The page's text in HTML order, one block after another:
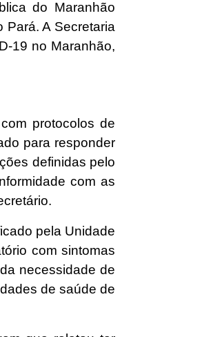
do Maranhão
Pará. A Secretaria
19 no Maranhão,
protocolos de
para responder
definidas pelo
com as
pela Unidade
com sintomas
necessidade de
de saúde de